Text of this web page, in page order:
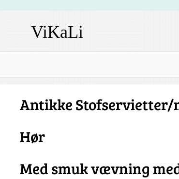
ViKaLi
Antikke
Hør
Med smuk vævning